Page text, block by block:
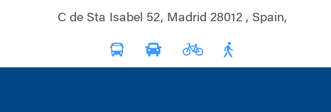
C de Sta Isabel 52, Madrid 28012 , Spain,